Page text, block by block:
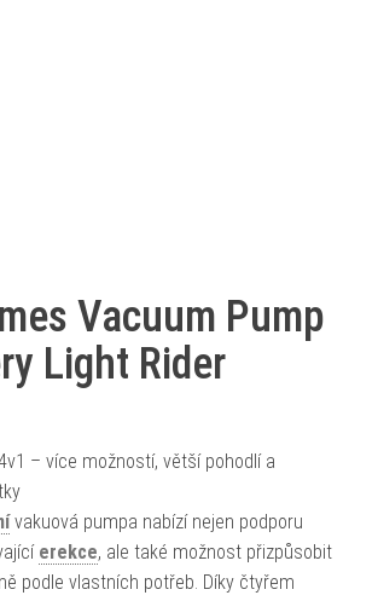
Vacuum Pump
Light Rider
– více možností, větší pohodlí a
vakuová pumpa nabízí nejen podporu
erekce, ale také možnost přizpůsobit
podle vlastních potřeb. Díky čtyřem